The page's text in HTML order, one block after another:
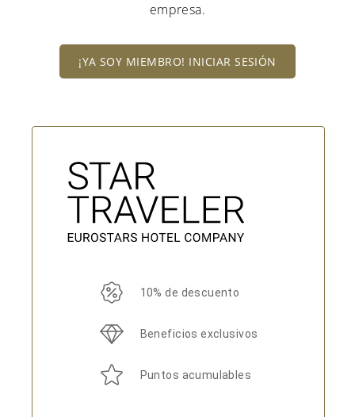
empresa.
¡YA SOY MIEMBRO! INICIAR SESIÓN
10% de descuento
Beneficios exclusivos
Puntos acumulables